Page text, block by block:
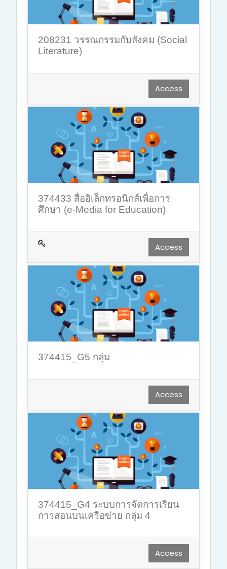
208231 วรรณกรรมกับสังคม (Social
Literature)
Access
374433 สื่ออิเล็กทรอนิกส์เพื่อการ
ศึกษา (e-Media for Education)
Access
374415_G5 กลุ่ม
Access
374415_G4 ระบบการจัดการเรียน
การสอนบนเครือข่าย กลุ่ม 4
Access